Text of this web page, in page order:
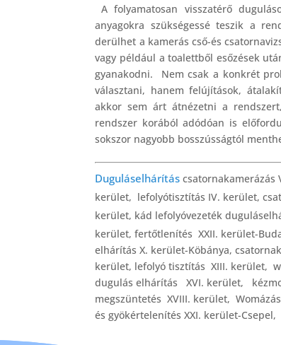
A folyamatosan visszatérő
anyagokra szükségessé teszik a
derülhet a kamerás cső-és
vagy például a toalettből esőzések
gyanakodni. Nem csak a konkrét
választani, hanem felújítások,
akkor sem árt átnézetni a
rendszer korából adódóan is
sokszor nagyobb bosszússágtól
Duguláselhárítás csatornakamerázás
kerület, lefolyótisztítás IV. kerület,
kerület, kád lefolyóvezeték
kerület, fertőtlenítés XXII. kerület-
elhárítás X. kerület-Köbánya,
kerület, lefolyó tisztítás XIII. kerület,
dugulás elhárítás XVI. kerület,
megszüntetés XVIII. kerület,
és gyökértelenítés XXI. kerület-